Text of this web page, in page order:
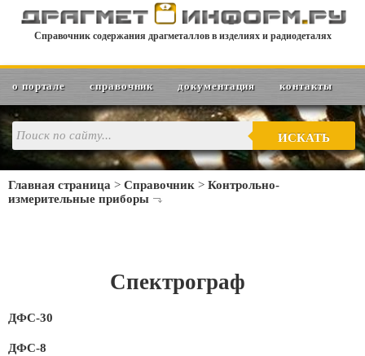
Справочник содержания драгметаллов в изделиях и радиодеталях
о портале справочник документация контакты
ИСКАТЬ
Главная страница > Справочник > Контрольно-
измерительные приборы
Спектрограф
ДФС-30
ДФС-8